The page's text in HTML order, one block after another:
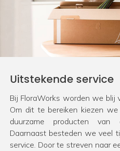
Uitstekende service
Bij FloraWorks worden we blij
Om dit te bereiken kiezen
duurzame producten van
Daarnaast besteden we veel
service. Door te streven naar